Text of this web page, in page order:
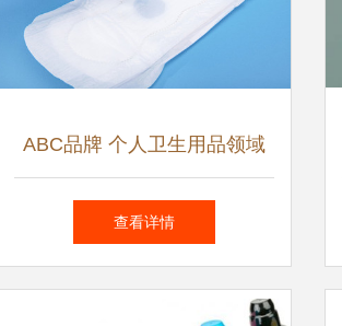
ABC品牌 个人卫生用品领域
的中国制造
查看详情